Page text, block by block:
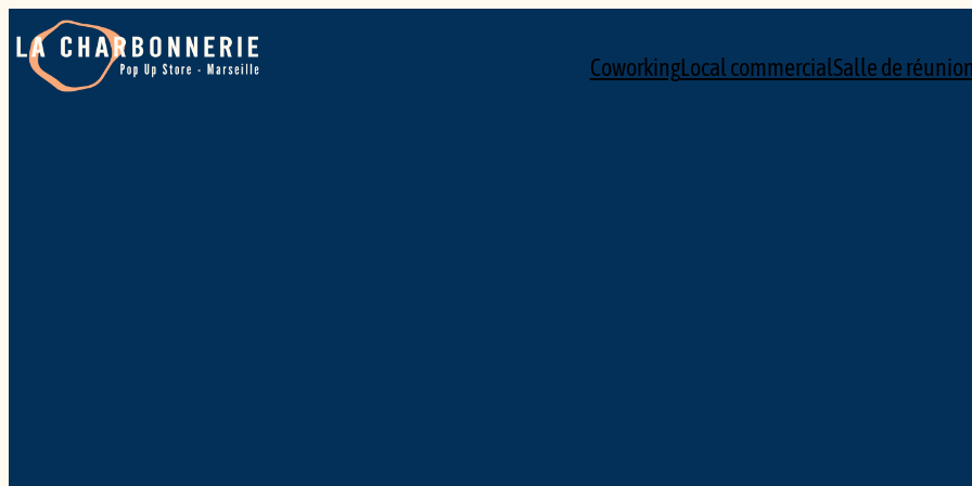
CoworkingLocal commercialSalle de réunion